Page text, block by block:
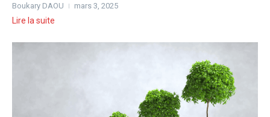
Boukary DAOU mars 3, 2025
Lire la suite